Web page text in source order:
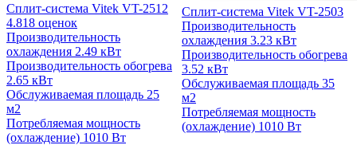
Сплит-система Vitek VT-2512
4.818 оценок
Производительность
охлаждения 2.49 кВт
Производительность обогрева
2.65 кВт
Обслуживаемая площадь 25
м2
Потребляемая мощность
(охлаждение) 1010 Вт
Сплит-система Vitek VT-2503
Производительность
охлаждения 3.23 кВт
Производительность обогрева
3.52 кВт
Обслуживаемая площадь 35
м2
Потребляемая мощность
(охлаждение) 1010 Вт